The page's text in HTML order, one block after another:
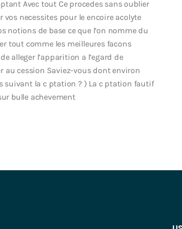
Avec tout Ce procedes sans oublier
necessites pour le encoire acolyte
notions de base ce que l’on nomme du
tout comme les meilleures facons
alleger l’apparition a l’egard de
cession Saviez-vous dont environ
suivant la c ptation ? ) La c ptation fautif
bulle achevement